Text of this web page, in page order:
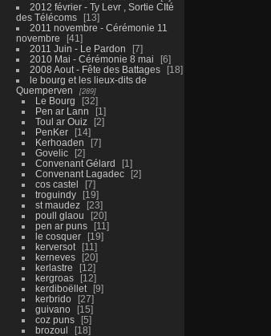
2012 février - Ty Levr , Sortie CIté
des Télécoms
13
2011 novembre - Cérémonie 11
novembre
41
2011 Juin - Le Pardon
7
2010 Mai - Cérémonie 8 mai
6
2008 Aout - Fête des Battages
18
le bourg et les lieux-dits de
Quemperven
289
Le Bourg
32
Pen ar Lann
1
Toul ar Ouiz
2
PenKer
14
Kerhoaden
7
Govelic
2
Convenant Gélard
1
Convenant Lagadec
2
cos castel
7
troguindy
19
st maudez
23
poull glaou
20
pen ar puns
11
le cosquer
19
kerversot
11
kerneves
20
kerlastre
12
kergroas
12
kerdiboëllet
9
kerbrido
27
guivano
15
coz puns
5
brozoul
18